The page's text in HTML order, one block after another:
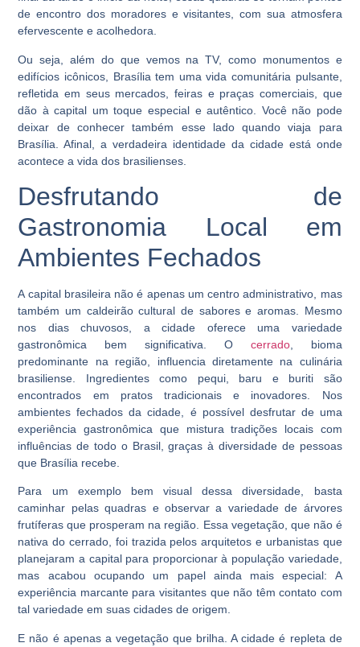
de encontro dos moradores e visitantes, com sua atmosfera
efervescente e acolhedora.
Ou seja, além do que vemos na TV, como monumentos e
edifícios icônicos, Brasília tem uma vida comunitária pulsante,
refletida em seus mercados, feiras e praças comerciais, que
dão à capital um toque especial e autêntico. Você não pode
deixar de conhecer também esse lado quando viaja para
Brasília. Afinal, a verdadeira identidade da cidade está onde
acontece a vida dos brasilienses.
Desfrutando de
Gastronomia Local em
Ambientes Fechados
A capital brasileira não é apenas um centro administrativo, mas
também um caldeirão cultural de sabores e aromas. Mesmo
nos dias chuvosos, a cidade oferece uma variedade
gastronômica bem significativa. O cerrado, bioma
predominante na região, influencia diretamente na culinária
brasiliense. Ingredientes como pequi, baru e buriti são
encontrados em pratos tradicionais e inovadores. Nos
ambientes fechados da cidade, é possível desfrutar de uma
experiência gastronômica que mistura tradições locais com
influências de todo o Brasil, graças à diversidade de pessoas
que Brasília recebe.
Para um exemplo bem visual dessa diversidade, basta
caminhar pelas quadras e observar a variedade de árvores
frutíferas que prosperam na região. Essa vegetação, que não é
nativa do cerrado, foi trazida pelos arquitetos e urbanistas que
planejaram a capital para proporcionar à população variedade,
mas acabou ocupando um papel ainda mais especial: A
experiência marcante para visitantes que não têm contato com
tal variedade em suas cidades de origem.
E não é apenas a vegetação que brilha. A cidade é repleta de